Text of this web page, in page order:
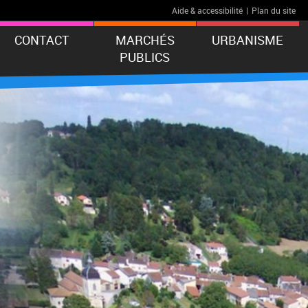
Aide & accessibilité | Plan du site
CONTACT
MARCHÉS
PUBLICS
URBANISME